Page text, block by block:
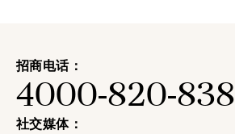
招商电话：
4000-820-838
社交媒体：